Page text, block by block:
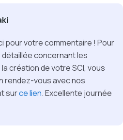
pour votre commentaire ! Pour
concernant les
création de votre SCI, vous
rendez-vous avec nos
surce lien. Excellente journée